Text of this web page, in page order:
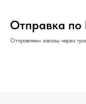
Отправка по
Отправляем заказы через